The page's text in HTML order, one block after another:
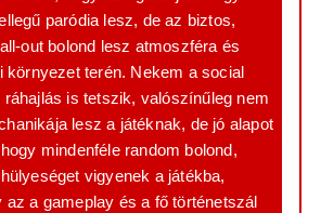
paródia lesz, de az biztos,
out bolond lesz atmoszféra és
környezet terén. Nekem a social
ráhajlás is tetszik, valószínűleg nem
lesz a játéknak, de jó alapot
mindenféle random bolond,
vigyenek a játékba,
az a gameplay és a fő történetszál